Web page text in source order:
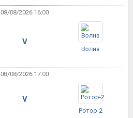
08/08/2026 16:00
V
Волна
08/08/2026 17:00
V
Ротор-2